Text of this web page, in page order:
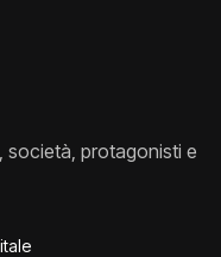
società, protagonisti e